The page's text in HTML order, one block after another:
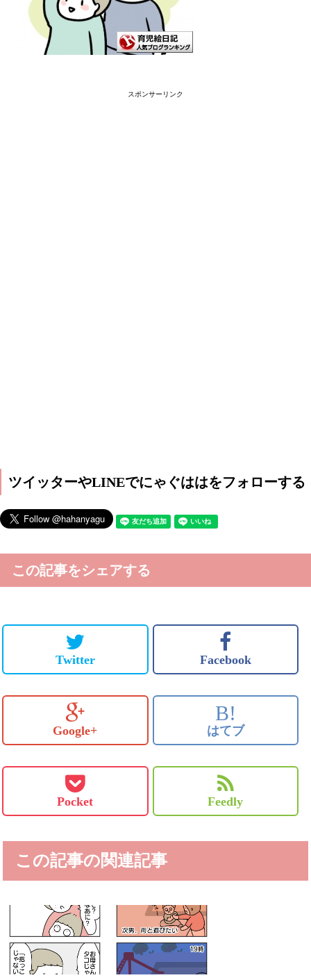
スポンサーリンク
ツイッターやLINEでにゃぐははをフォローする
この記事をシェアする
Twitter Facebook
Google+
B!
はてブ
Pocket Feedly
この記事の関連記事